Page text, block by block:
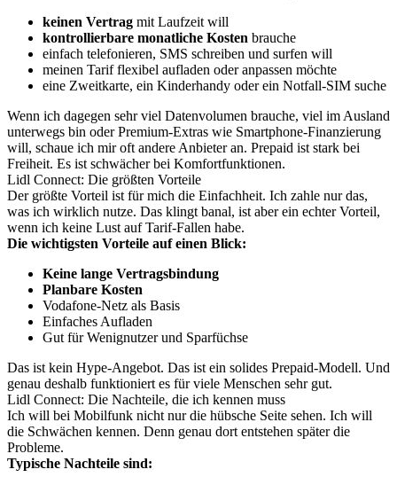
keinen Vertrag mit Laufzeit will
kontrollierbare monatliche Kosten brauche
einfach telefonieren, SMS schreiben und surfen will
meinen Tarif flexibel aufladen oder anpassen möchte
eine Zweitkarte, ein Kinderhandy oder ein Notfall-SIM suche
Wenn ich dagegen sehr viel Datenvolumen brauche, viel im Ausland
unterwegs bin oder Premium-Extras wie Smartphone-Finanzierung
will, schaue ich mir oft andere Anbieter an. Prepaid ist stark bei
Freiheit. Es ist schwächer bei Komfortfunktionen.
Lidl Connect: Die größten Vorteile
Der größte Vorteil ist für mich die Einfachheit. Ich zahle nur das,
was ich wirklich nutze. Das klingt banal, ist aber ein echter Vorteil,
wenn ich keine Lust auf Tarif-Fallen habe.
Die wichtigsten Vorteile auf einen Blick:
Keine lange Vertragsbindung
Planbare Kosten
Vodafone-Netz als Basis
Einfaches Aufladen
Gut für Wenignutzer und Sparfüchse
Das ist kein Hype-Angebot. Das ist ein solides Prepaid-Modell. Und
genau deshalb funktioniert es für viele Menschen sehr gut.
Lidl Connect: Die Nachteile, die ich kennen muss
Ich will bei Mobilfunk nicht nur die hübsche Seite sehen. Ich will
die Schwächen kennen. Denn genau dort entstehen später die
Probleme.
Typische Nachteile sind: